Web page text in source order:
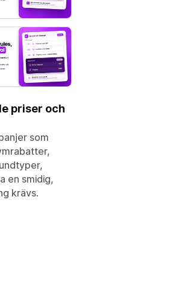
priser och
som
en smidig,
krävs.